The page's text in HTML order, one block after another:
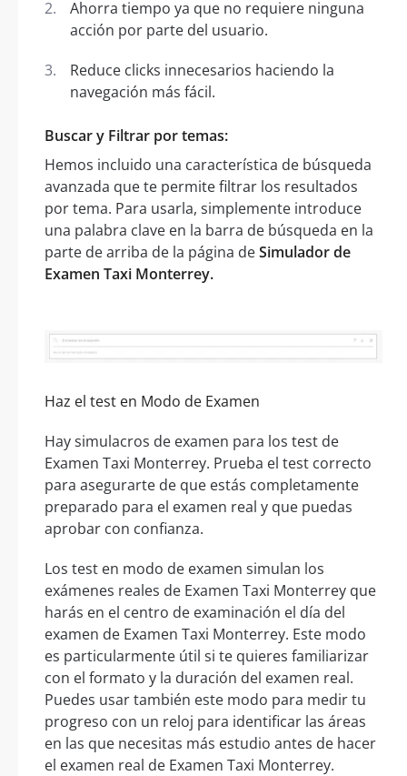
Ahorra tiempo ya que no requiere ninguna
acción por parte del usuario.
Reduce clicks innecesarios haciendo la
navegación más fácil.
Buscar y Filtrar por temas:
Hemos incluido una característica de búsqueda
avanzada que te permite filtrar los resultados
por tema. Para usarla, simplemente introduce
una palabra clave en la barra de búsqueda en la
parte de arriba de la página deSimulador de
Examen Taxi Monterrey.
Haz el test en Modo de Examen
Hay simulacros de examen para los test de
Examen Taxi Monterrey. Prueba el test correcto
para asegurarte de que estás completamente
preparado para el examen real y que puedas
aprobar con confianza.
Los test en modo de examen simulan los
exámenes reales de Examen Taxi Monterrey que
harás en el centro de examinación el día del
examen de Examen Taxi Monterrey. Este modo
es particularmente útil si te quieres familiarizar
con el formato y la duración del examen real.
Puedes usar también este modo para medir tu
progreso con un reloj para identificar las áreas
en las que necesitas más estudio antes de hacer
el examen real de Examen Taxi Monterrey.